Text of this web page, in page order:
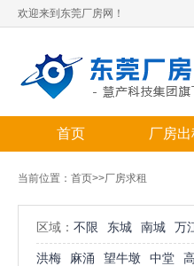
欢迎来到东莞厂房网！
首页 厂房出
当前位置： 首页>>厂房求租
区域： 不限 东城 南城 万
洪梅 麻涌 望牛墩 中堂